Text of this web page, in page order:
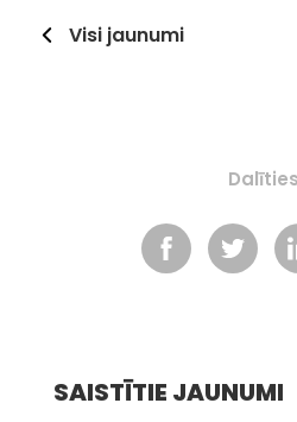
Visi jaunumi
SAISTĪTIE JAUNUMI